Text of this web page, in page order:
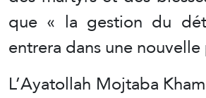
que « la gestion du
entrera dans une nouvelle
L’Ayatollah Mojtaba